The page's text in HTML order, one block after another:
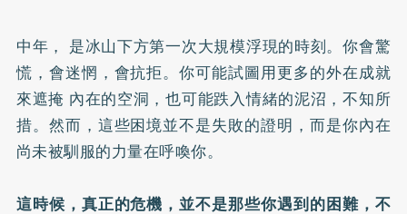
中年， 是冰山下方第一次大規模浮現的時刻。你會驚
慌，會迷惘，會抗拒。你可能試圖用更多的外在成就
來遮掩 內在的空洞，也可能跌入情緒的泥沼，不知所
措。然而，這些困境並不是失敗的證明，而是你內在
尚未被馴服的力量在呼喚你。
這時候，真正的危機，並不是那些你遇到的困難，不